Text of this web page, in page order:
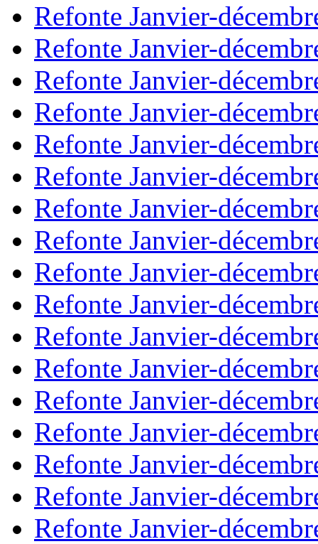
Refonte Janvier-
Refonte Janvier-
Refonte Janvier-
Refonte Janvier-
Refonte Janvier-
Refonte Janvier-
Refonte Janvier-
Refonte Janvier-
Refonte Janvier-
Refonte Janvier-
Refonte Janvier-
Refonte Janvier-
Refonte Janvier-
Refonte Janvier-
Refonte Janvier-
Refonte Janvier-
Refonte Janvier-